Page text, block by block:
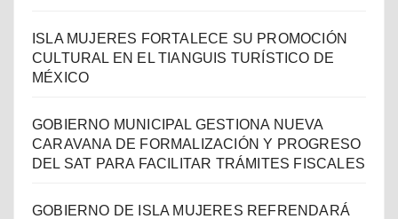
ISLA MUJERES FORTALECE SU PROMOCIÓN
CULTURAL EN EL TIANGUIS TURÍSTICO DE
MÉXICO
GOBIERNO MUNICIPAL GESTIONA NUEVA
CARAVANA DE FORMALIZACIÓN Y PROGRESO
DEL SAT PARA FACILITAR TRÁMITES FISCALES
GOBIERNO DE ISLA MUJERES REFRENDARÁ